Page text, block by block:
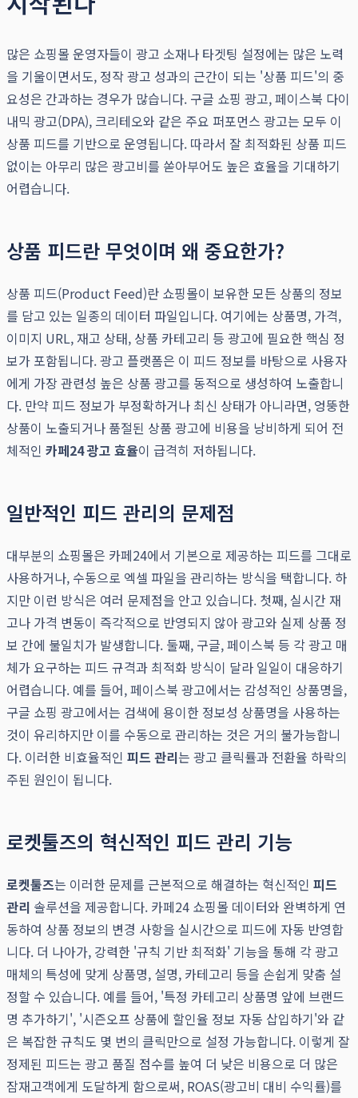
많은 쇼핑몰 운영자들이 광고 소재나 타겟팅 설정에는 많은 노력
을 기울이면서도, 정작 광고 성과의 근간이 되는 '상품 피드'의 중
요성은 간과하는 경우가 많습니다. 구글 쇼핑 광고, 페이스북 다이
내믹 광고(DPA), 크리테오와 같은 주요 퍼포먼스 광고는 모두 이
상품 피드를 기반으로 운영됩니다. 따라서 잘 최적화된 상품 피드
없이는 아무리 많은 광고비를 쏟아부어도 높은 효율을 기대하기
어렵습니다.
상품 피드란 무엇이며 왜 중요한가?
상품 피드(Product Feed)란 쇼핑몰이 보유한 모든 상품의 정보
를 담고 있는 일종의 데이터 파일입니다. 여기에는 상품명, 가격,
이미지 URL, 재고 상태, 상품 카테고리 등 광고에 필요한 핵심 정
보가 포함됩니다. 광고 플랫폼은 이 피드 정보를 바탕으로 사용자
에게 가장 관련성 높은 상품 광고를 동적으로 생성하여 노출합니
다. 만약 피드 정보가 부정확하거나 최신 상태가 아니라면, 엉뚱한
상품이 노출되거나 품절된 상품 광고에 비용을 낭비하게 되어 전
체적인 카페24 광고 효율이 급격히 저하됩니다.
일반적인 피드 관리의 문제점
대부분의 쇼핑몰은 카페24에서 기본으로 제공하는 피드를 그대로
사용하거나, 수동으로 엑셀 파일을 관리하는 방식을 택합니다. 하
지만 이런 방식은 여러 문제점을 안고 있습니다. 첫째, 실시간 재
고나 가격 변동이 즉각적으로 반영되지 않아 광고와 실제 상품 정
보 간에 불일치가 발생합니다. 둘째, 구글, 페이스북 등 각 광고 매
체가 요구하는 피드 규격과 최적화 방식이 달라 일일이 대응하기
어렵습니다. 예를 들어, 페이스북 광고에서는 감성적인 상품명을,
구글 쇼핑 광고에서는 검색에 용이한 정보성 상품명을 사용하는
것이 유리하지만 이를 수동으로 관리하는 것은 거의 불가능합니
다. 이러한 비효율적인 피드 관리는 광고 클릭률과 전환율 하락의
주된 원인이 됩니다.
로켓툴즈의 혁신적인 피드 관리 기능
로켓툴즈는 이러한 문제를 근본적으로 해결하는 혁신적인 피드
관리 솔루션을 제공합니다. 카페24 쇼핑몰 데이터와 완벽하게 연
동하여 상품 정보의 변경 사항을 실시간으로 피드에 자동 반영합
니다. 더 나아가, 강력한 '규칙 기반 최적화' 기능을 통해 각 광고
매체의 특성에 맞게 상품명, 설명, 카테고리 등을 손쉽게 맞춤 설
정할 수 있습니다. 예를 들어, '특정 카테고리 상품명 앞에 브랜드
명 추가하기', '시즌오프 상품에 할인율 정보 자동 삽입하기'와 같
은 복잡한 규칙도 몇 번의 클릭만으로 설정 가능합니다. 이렇게 잘
정제된 피드는 광고 품질 점수를 높여 더 낮은 비용으로 더 많은
잠재고객에게 도달하게 함으로써, ROAS(광고비 대비 수익률)를